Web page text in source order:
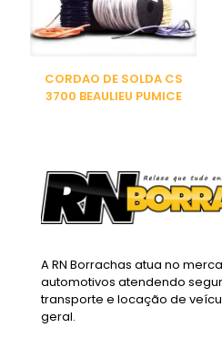
CORDAO DE SOLDA CS
3700 BEAULIEU PUMICE
A RN Borrachas atua no
automotivos atendendo
transporte e locação de
geral.